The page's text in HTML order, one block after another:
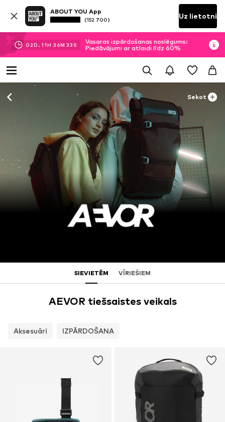
ABOUT YOU App
(152 700) Uz lietotni
02D. 11H 36M 32 S
Vasaras izpārdošanas noslēgums:
Piedāvājumi ar atlaidi līdz 60%
Sekot
SIEVIETĒM VĪRIEŠIEM
AEVOR tiešsaistes veikals
Aksesuāri IZPĀRDOŠANA